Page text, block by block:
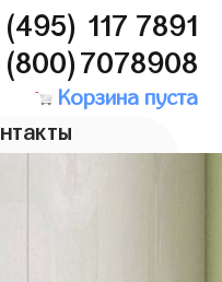
117 7891
Корзина пуста